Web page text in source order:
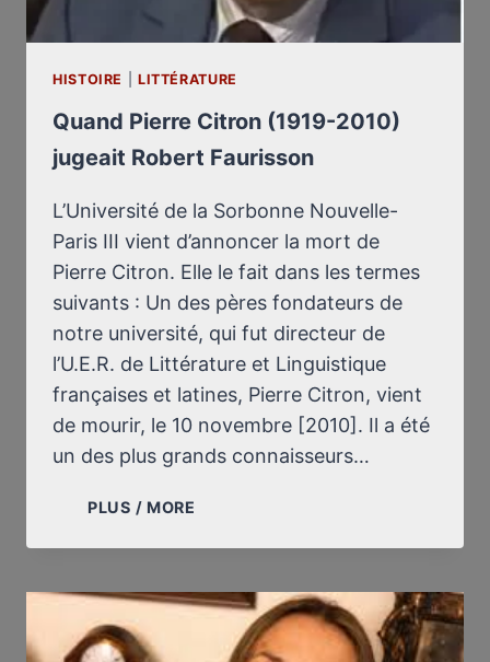
HISTOIRE LITTÉRATURE
Quand Pierre Citron (1919-2010)
jugeait Robert Faurisson
L’Université de la Sorbonne Nouvelle-
Paris III vient d’annoncer la mort de
Pierre Citron. Elle le fait dans les termes
suivants : Un des pères fondateurs de
notre université, qui fut directeur de
l’U.E.R. de Littérature et Linguistique
françaises et latines, Pierre Citron, vient
de mourir, le 10 novembre [2010]. Il a été
un des plus grands connaisseurs…
PLUS / MORE
CITRON
2010)
JUGEAIT
ROBERT